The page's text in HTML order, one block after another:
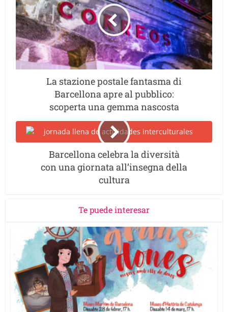
La stazione postale fantasma di
Barcellona apre al pubblico:
scoperta una gemma nascosta
Barcellona celebra la diversità
con una giornata all’insegna della
cultura
Te puede interesar